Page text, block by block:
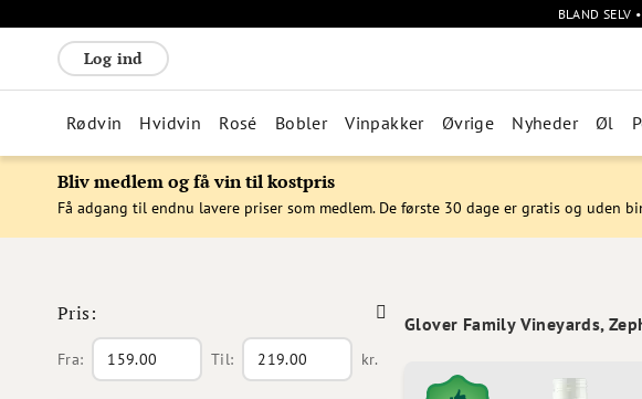
BLAND SELV
Log ind
Rødvin Hvidvin Rosé Bobler Vinpakker Øvrige Nyheder Øl
Bliv medlem og få vin til kostpris
Få adgang til endnu lavere priser som medlem. De første 30 dage er gratis og uden
Pris:
Fra: Til: kr.
Glover Family Vineyards,